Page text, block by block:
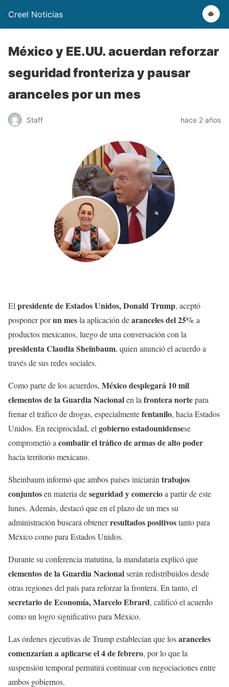
Creel Noticias
México y EE.UU. acuerdan reforzar
seguridad fronteriza y pausar
aranceles por un mes
Staff hace 2 años
Elpresidente de Estados Unidos, Donald Trump, aceptó
posponer porun mesla aplicación dearanceles del 25% a
productos mexicanos, luego de una conversación con la
presidenta Claudia Sheinbaum, quien anunció el acuerdo a
través de sus redes sociales.
Como parte de los acuerdos, México desplegará 10 mil
elementos de la Guardia Nacionalen lafrontera nortepara
frenar el tráfico de drogas, especialmentefentanilo, hacia Estados
Unidos. En reciprocidad, elgobierno estadounidensese
comprometió acombatir el tráfico de armas de alto poder
hacia territorio mexicano.
Sheinbaum informó que ambos países iniciarántrabajos
conjuntosen materia deseguridad y comercioa partir de este
lunes. Además, destacó que en el plazo de un mes su
administración buscará obtenerresultados positivostanto para
México como para Estados Unidos.
Durante su conferencia matutina, la mandataria explicó que
elementos de la Guardia Nacionalserán redistribuidos desde
otras regiones del país para reforzar la frontera. En tanto, el
secretario de Economía, Marcelo Ebrard, calificó el acuerdo
como un logro significativo para México.
Las órdenes ejecutivas de Trump establecían que losaranceles
comenzarían a aplicarse el 4 de febrero, por lo que la
suspensión temporal permitirá continuar con negociaciones entre
ambos gobiernos.